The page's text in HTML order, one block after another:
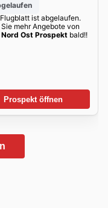
ist abgelaufen.
mehr Angebote von
Nord Ost Prospektbald!!
Prospekt öffnen